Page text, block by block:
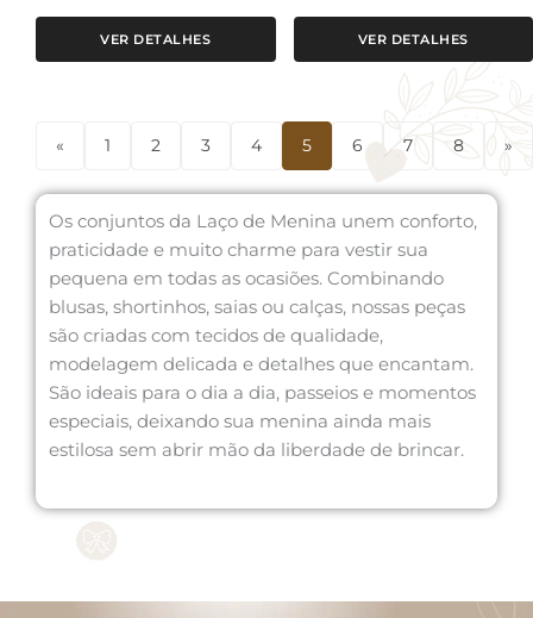
VER DETALHES VER DETALHES
« 1 2 3 4 5 6 7 8 »
Os conjuntos da Laço de Menina unem conforto,
praticidade e muito charme para vestir sua
pequena em todas as ocasiões. Combinando
blusas, shortinhos, saias ou calças, nossas peças
são criadas com tecidos de qualidade,
modelagem delicada e detalhes que encantam.
São ideais para o dia a dia, passeios e momentos
especiais, deixando sua menina ainda mais
estilosa sem abrir mão da liberdade de brincar.